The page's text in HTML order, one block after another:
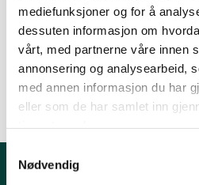
mediefunksjoner og for å
dessuten informasjon om
vårt, med partnerne våre innen
annonsering og analysearbeid,
med annen informasjon du har
eller som de har samlet inn
Nødvendig
Det skulle ikkje kunne skje